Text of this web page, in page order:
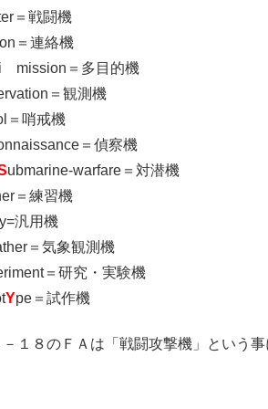
＝戦闘機
＝連絡機
mission＝多目的機
＝観測機
＝哨戒機
＝偵察機
ubmarine-warfare＝対潜機
＝練習機
汎用機
＝気象観測機
＝研究・実験機
Ype＝試作機
１８のＦＡは「戦闘攻撃機」という